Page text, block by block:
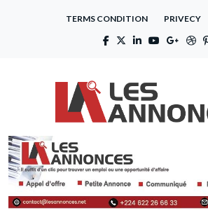
TERMS CONDITION PRIVECY